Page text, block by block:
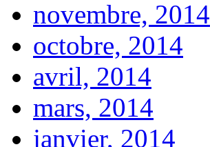
novembre, 2014
octobre, 2014
avril, 2014
mars, 2014
janvier, 2014